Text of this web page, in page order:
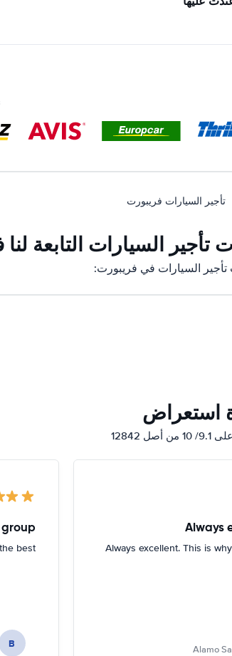
تأجير السيارات فريبورت
السيارات التابعة
السيارات في فريبورت:
استعراض
12842
Always
Always excellent. This is
Alamo
best.
B